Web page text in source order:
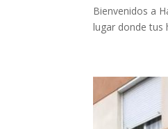
Bienvenidos a
lugar donde tus